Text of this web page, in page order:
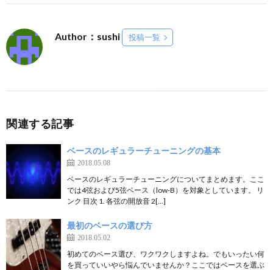
Author：sushi 投稿一覧
関連する記事
ベースのレギュラーチューニングの基本
2018.05.08
ベースのレギュラーチューニングについてまとめます。ここ
では4弦および5弦ベース（low-B）を対象としています。 リ
ンク 目次 1. 各弦の開放音 2[…]
最初のベースの選び方
2018.05.02
初めてのベース選び、ワクワクしますよね。でもいったい何
を買っていいやら悩んでいませんか？ここではベースを選ぶ